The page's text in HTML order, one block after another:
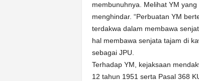
membunuhnya. Melihat YM
menghindar. “Perbuatan YM
terdakwa dalam membawa
hal membawa senjata tajam di
sebagai JPU.
Terhadap YM, kejaksaan
12 tahun 1951 serta Pasal 368